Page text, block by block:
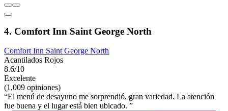
4. Comfort Inn Saint George North
Comfort Inn Saint George North
Acantilados Rojos
8.6/10
Excelente
(1,009 opiniones)
“El menú de desayuno me sorprendió, gran variedad. La atención
fue buena y el lugar está bien ubicado. ”